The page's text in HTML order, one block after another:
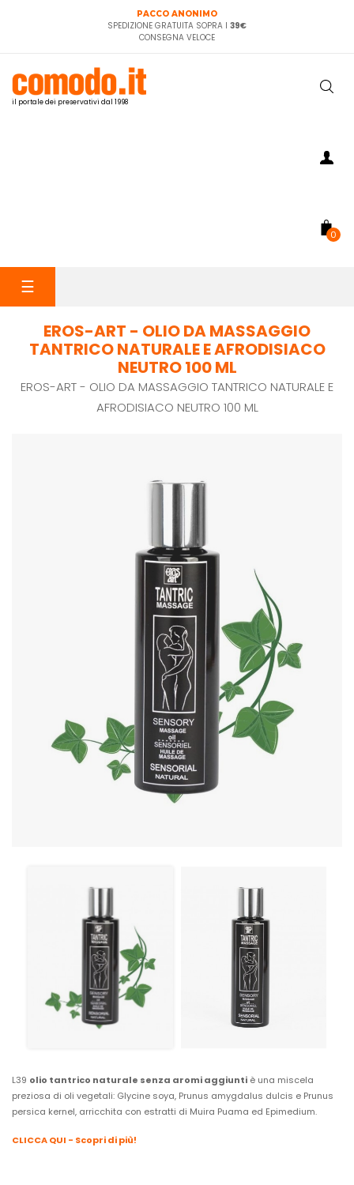
PACCO ANONIMO
SPEDIZIONE GRATUITA SOPRA I 39€
CONSEGNA VELOCE
il portale dei preservativi dal 1998
0
navigazione
☰
EROS-ART - OLIO DA MASSAGGIO
TANTRICO NATURALE E AFRODISIACO
NEUTRO 100 ML
EROS-ART - OLIO DA MASSAGGIO TANTRICO NATURALE E
AFRODISIACO NEUTRO 100 ML
L39 olio tantrico naturale senza aromi aggiunti è una miscela
preziosa di oli vegetali: Glycine soya, Prunus amygdalus dulcis e Prunus
persica kernel, arricchita con estratti di Muira Puama ed Epimedium.
CLICCA QUI - Scopri di più!